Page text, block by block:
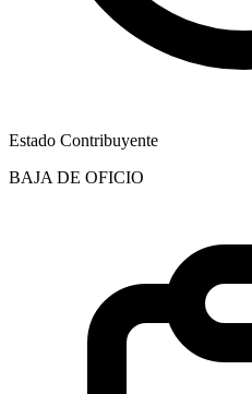
Estado Contribuyente
BAJA DE OFICIO